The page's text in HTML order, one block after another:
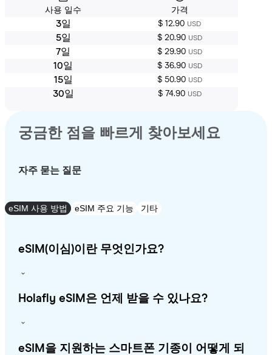
사용 일수 가격
3일 $ 12.90 USD
5일 $ 20.90 USD
7일 $ 29.90 USD
10일 $ 36.90 USD
15일 $ 50.90 USD
30일 $ 74.90 USD
궁금한 점을 빠르게 찾아보세요
자주 묻는 질문
eSIM 사용 방법 eSIM 주요 기능 기타
eSIM(이심)이란 무엇인가요?
Holafly eSIM은 언제 받을 수 있나요?
eSIM을 지원하는 스마트폰 기종이 어떻게 되